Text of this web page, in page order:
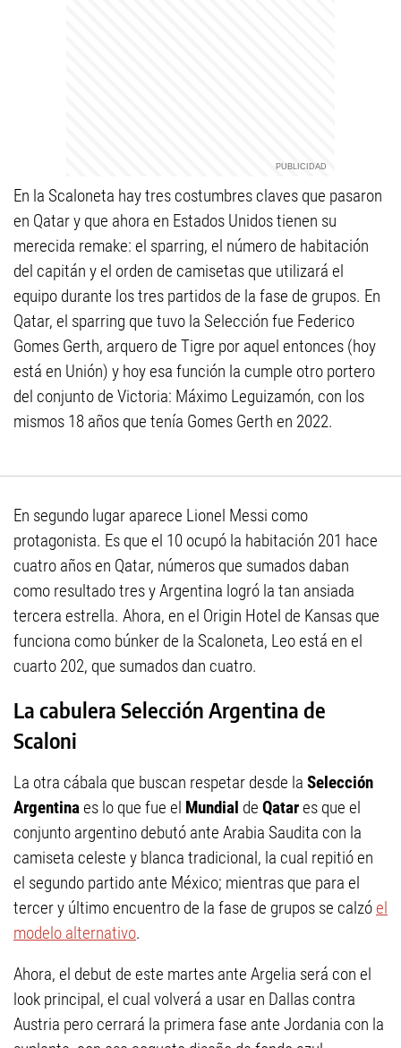
En la Scaloneta hay tres costumbres claves que pasaron
en Qatar y que ahora en Estados Unidos tienen su
merecida remake: el sparring, el número de habitación
del capitán y el orden de camisetas que utilizará el
equipo durante los tres partidos de la fase de grupos. En
Qatar, el sparring que tuvo la Selección fue Federico
Gomes Gerth, arquero de Tigre por aquel entonces (hoy
está en Unión) y hoy esa función la cumple otro portero
del conjunto de Victoria: Máximo Leguizamón, con los
mismos 18 años que tenía Gomes Gerth en 2022.
En segundo lugar aparece Lionel Messi como
protagonista. Es que el 10 ocupó la habitación 201 hace
cuatro años en Qatar, números que sumados daban
como resultado tres y Argentina logró la tan ansiada
tercera estrella. Ahora, en el Origin Hotel de Kansas que
funciona como búnker de la Scaloneta, Leo está en el
cuarto 202, que sumados dan cuatro.
La cabulera Selección Argentina de
Scaloni
La otra cábala que buscan respetar desde la Selección
Argentinaes lo que fue el Mundial de Qatares que el
conjunto argentino debutó ante Arabia Saudita con la
camiseta celeste y blanca tradicional, la cual repitió en
el segundo partido ante México; mientras que para el
tercer y último encuentro de la fase de grupos se calzó el
modelo alternativo.
Ahora, el debut de este martes ante Argelia será con el
look principal, el cual volverá a usar en Dallas contra
Austria pero cerrará la primera fase ante Jordania con la